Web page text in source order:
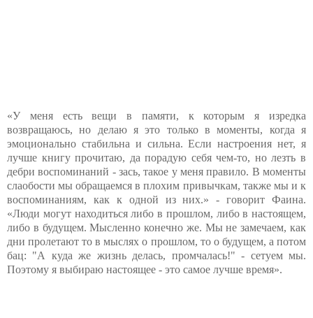
«У меня есть вещи в памяти, к которым я изредка
возвращаюсь, но делаю я это только в моменты, когда я
эмоционально стабильна и сильна. Если настроения нет, я
лучше книгу прочитаю, да порадую себя чем-то, но лезть в
дебри воспоминаний - зась, такое у меня правило. В моменты
слаобости мы обращаемся в плохим привычкам, также мы и к
воспоминаниям, как к одной из них.» - говорит Фаина.
«Люди могут находиться либо в прошлом, либо в настоящем,
либо в будущем. Мысленно конечно же. Мы не замечаем, как
дни пролетают то в мыслях о прошлом, то о будущем, а потом
бац: "А куда же жизнь делась, промчалась!" - сетуем мы.
Поэтому я выбираю настоящее - это самое лучше время».